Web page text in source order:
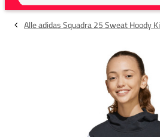
Alle adidas Squadra 25 Sweat Hoody